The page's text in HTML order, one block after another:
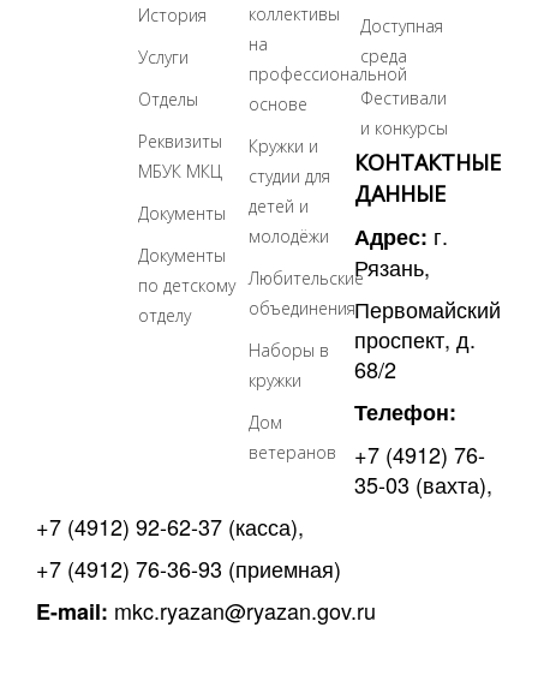
История
Услуги
Отделы
Реквизиты
МБУК МКЦ
Документы
Документы
по детскому
отделу
коллективы
на
профессиональной
основе
Кружки и
студии для
детей и
молодёжи
Любительские
объединения
Наборы в
кружки
Дом
ветеранов
Доступная
среда
Фестивали
и конкурсы
КОНТАКТНЫЕ
ДАННЫЕ
Адрес: г.
Рязань,
Первомайский
проспект, д.
68/2
Телефон:
+7 (4912) 76-
35-03 (вахта),
+7 (4912) 92-62-37 (касса),
+7 (4912) 76-36-93 (приемная)
E-mail: mkc.ryazan@ryazan.gov.ru